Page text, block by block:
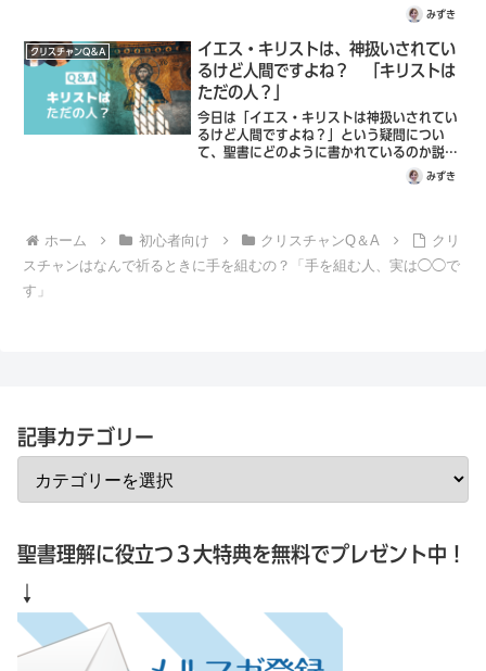
のか説明していきます。重要なところだと思
います。結論を言うと、お花料について、ま
た出棺の時、やり方を考える必要はありま
す。
みずき
クリスチャンQ＆A
イエス・キリストは、神扱いされてい
るけど人間ですよね？ 「キリストは
ただの人？」
今日は「イエス・キリストは神扱いされてい
るけど人間ですよね？」という疑問につい
て、聖書にどのように書かれているのか説明
していきます。ノンクリスチャンの時に思っ
てたことで「イエス・キリストは神さまと言
の？神なの？っていう疑問ですよね。どう考
えますか？
みずき
ホーム 初心者向け クリスチャンQ＆A
クリ
スチャンはなんで祈るときに手を組むの？「手を組む人、実は◯◯で
す」
記事カテゴリー
聖書理解に役立つ３大特典を無料でプレゼント中！
↓